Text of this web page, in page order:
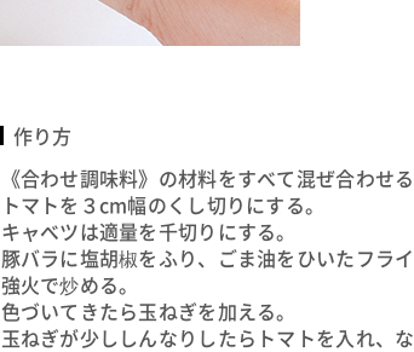
作り方
《合わせ調味料》の材料をすべて混ぜ合わせ
トマトを３cm幅のくし切りにする。
キャベツは適量を千切りにする。
豚バラに塩胡椒をふり、ごま油をひいたフラ
強火で炒める。
色づいてきたら玉ねぎを加える。
玉ねぎが少ししんなりしたらトマトを入れ、